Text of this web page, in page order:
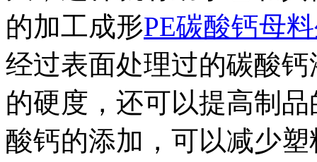
的加工成形PE碳酸钙母
经过表面处理过的碳酸
的硬度，还可以提高制
酸钙的添加，可以减少